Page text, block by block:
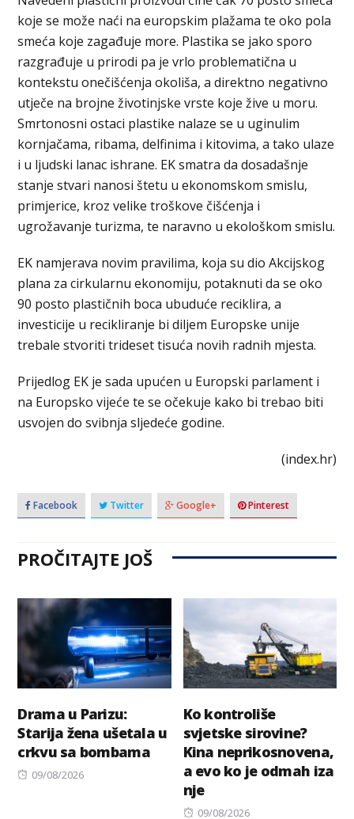
koje se može naći na europskim plažama te oko pola
smeća koje zagađuje more. Plastika se jako sporo
razgrađuje u prirodi pa je vrlo problematična u
kontekstu onečišćenja okoliša, a direktno negativno
utječe na brojne životinjske vrste koje žive u moru.
Smrtonosni ostaci plastike nalaze se u uginulim
kornjačama, ribama, delfinima i kitovima, a tako ulaze
i u ljudski lanac ishrane. EK smatra da dosadašnje
stanje stvari nanosi štetu u ekonomskom smislu,
primjerice, kroz velike troškove čišćenja i
ugrožavanje turizma, te naravno u ekološkom smislu.
EK namjerava novim pravilima, koja su dio Akcijskog
plana za cirkularnu ekonomiju, potaknuti da se oko
90 posto plastičnih boca ubuduće reciklira, a
investicije u recikliranje bi diljem Europske unije
trebale stvoriti trideset tisuća novih radnih mjesta.
Prijedlog EK je sada upućen u Europski parlament i
na Europsko vijeće te se očekuje kako bi trebao biti
usvojen do svibnja sljedeće godine.
(index.hr)
Facebook Twitter Google+ Pinterest
PROČITAJTE JOŠ
Drama u Parizu:
Starija žena ušetala u
crkvu sa bombama
Posted
09/08/2026
Ko kontroliše
svjetske sirovine?
Kina neprikosnovena,
a evo ko je odmah iza
nje
Posted
09/08/2026